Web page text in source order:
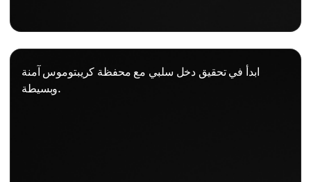
ابدأ في تحقيق دخل سلبي مع محفظة كريبتوموس آمنة
وبسيطة.